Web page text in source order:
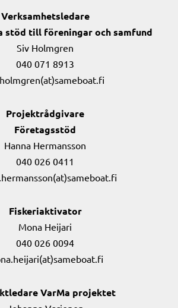
Verksamhetsledare
stöd till föreningar och samfund
Siv Holmgren
040 071 8913
Projektrådgivare
Företagsstöd
Hanna Hermansson
040 026 0411
Fiskeriaktivator
Mona Heijari
040 026 0094
VarMa projektet